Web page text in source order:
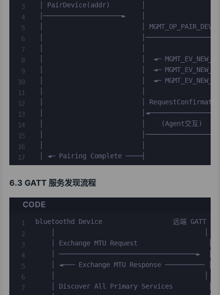
│ PairDevice(addr)        │
│────────────────────►    │
│                         │
│
│                         │  ◄─
│                         │  ◄─
│                         │  ◄─
│                         │
│
│                         │    (Agent交互)
│
│ ◄─ Pairing Complete ────┤
6.3 GATT 服务发现流程
CODE
bluetoothd Device                  远端 GATT
    │ Exchange MTU Request                  │
    │ ───────────────────────────────────►  │
    │ ◄─── Exchange MTU Response ────────── │
    │ Discover All Primary Services         │